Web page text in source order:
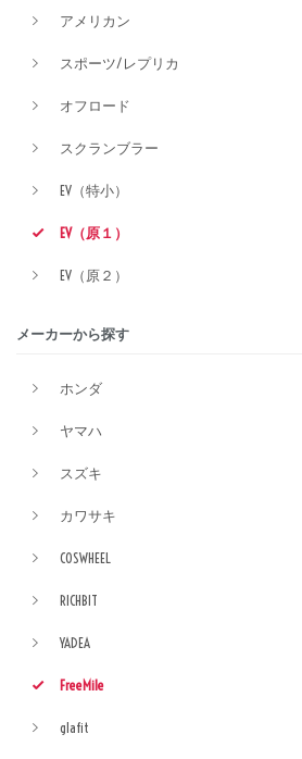
アメリカン
スポーツ/レプリカ
オフロード
スクランブラー
EV（特小）
EV（原１）
EV（原２）
メーカーから探す
ホンダ
ヤマハ
スズキ
カワサキ
COSWHEEL
RICHBIT
YADEA
FreeMile
glafit